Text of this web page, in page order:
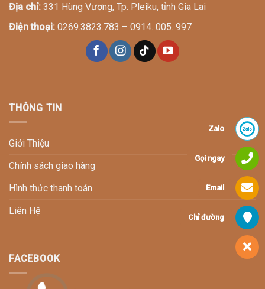
Địa chỉ: 331 Hùng Vương, Tp. Pleiku, tỉnh Gia Lai
Điện thoại: 0269.3823.783 – 0914. 005. 997
THÔNG TIN
Giới Thiệu
Chính sách giao hàng
Hình thức thanh toán
Liên Hệ
FACEBOOK
Zalo
Gọi ngay
Email
Chỉ đường